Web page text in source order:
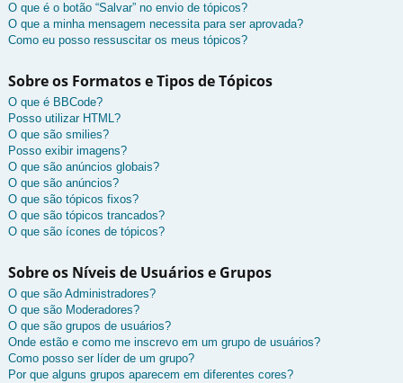
O que é o botão “Salvar” no envio de tópicos?
O que a minha mensagem necessita para ser aprovada?
Como eu posso ressuscitar os meus tópicos?
Sobre os Formatos e Tipos de Tópicos
O que é BBCode?
Posso utilizar HTML?
O que são smilies?
Posso exibir imagens?
O que são anúncios globais?
O que são anúncios?
O que são tópicos fixos?
O que são tópicos trancados?
O que são ícones de tópicos?
Sobre os Níveis de Usuários e Grupos
O que são Administradores?
O que são Moderadores?
O que são grupos de usuários?
Onde estão e como me inscrevo em um grupo de usuários?
Como posso ser líder de um grupo?
Por que alguns grupos aparecem em diferentes cores?